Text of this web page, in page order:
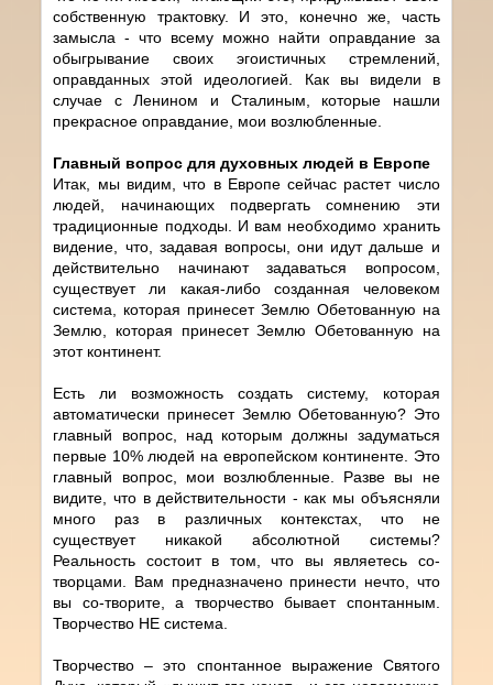
собственную трактовку. И это, конечно же, часть
замысла - что всему можно найти оправдание за
обыгрывание своих эгоистичных стремлений,
оправданных этой идеологией. Как вы видели в
случае с Ленином и Сталиным, которые нашли
прекрасное оправдание, мои возлюбленные.
Главный вопрос для духовных людей в Европе
Итак, мы видим, что в Европе сейчас растет число
людей, начинающих подвергать сомнению эти
традиционные подходы. И вам необходимо хранить
видение, что, задавая вопросы, они идут дальше и
действительно начинают задаваться вопросом,
существует ли какая-либо созданная человеком
система, которая принесет Землю Обетованную на
Землю, которая принесет Землю Обетованную на
этот континент.
Есть ли возможность создать систему, которая
автоматически принесет Землю Обетованную? Это
главный вопрос, над которым должны задуматься
первые 10% людей на европейском континенте. Это
главный вопрос, мои возлюбленные. Разве вы не
видите, что в действительности - как мы объясняли
много раз в различных контекстах, что не
существует никакой абсолютной системы?
Реальность состоит в том, что вы являетесь cо-
творцами. Вам предназначено принести нечто, что
вы cо-творите, а творчество бывает спонтанным.
Творчество НЕ система.
Творчество – это спонтанное выражение Святого